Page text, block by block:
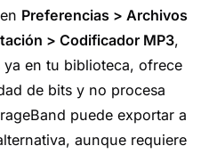
Preferencias > Archivos
> Codificador MP3,
en tu biblioteca, ofrece
de bits y no procesa
puede exportar a
aunque requiere